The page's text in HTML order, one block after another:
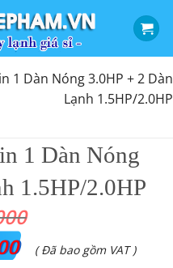
1 Dàn Nóng 3.0HP + 2 Dàn
Lạnh 1.5HP/2.0HP
1 Dàn Nóng
1.5HP/2.0HP
Giá
( Đã bao gồm VAT )